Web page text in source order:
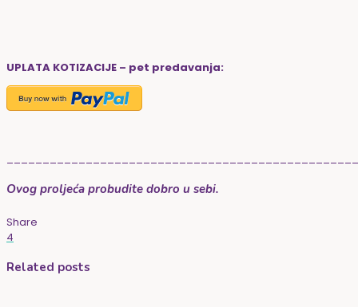
UPLATA KOTIZACIJE – pet predavanja:
Ovog proljeća probudite dobro u sebi.
Share
4
Related posts